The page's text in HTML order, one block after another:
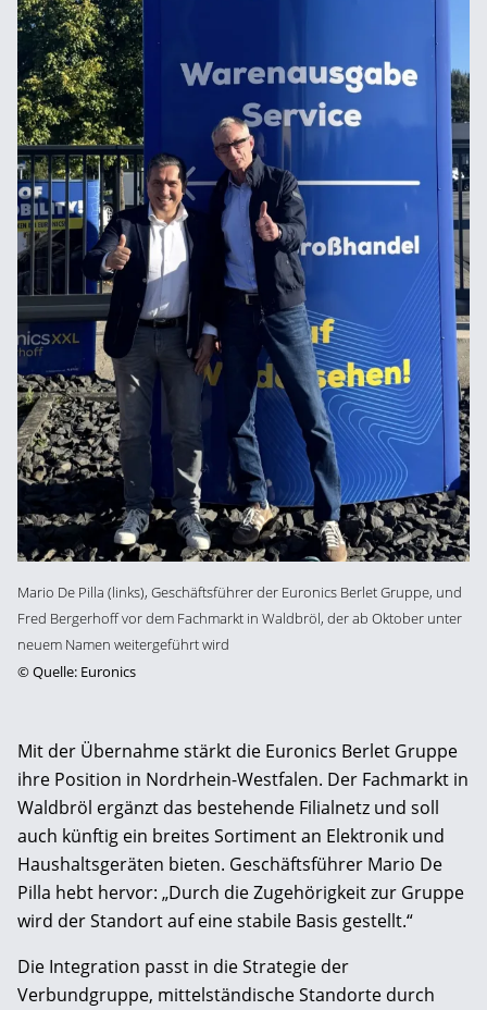
Mario De Pilla (links), Geschäftsführer der Euronics Berlet Gruppe, und
Fred Bergerhoff vor dem Fachmarkt in Waldbröl, der ab Oktober unter
neuem Namen weitergeführt wird
©Quelle: Euronics
Mit der Übernahme stärkt die Euronics Berlet Gruppe
ihre Position in Nordrhein-Westfalen. Der Fachmarkt in
Waldbröl ergänzt das bestehende Filialnetz und soll
auch künftig ein breites Sortiment an Elektronik und
Haushaltsgeräten bieten. Geschäftsführer Mario De
Pilla hebt hervor: „Durch die Zugehörigkeit zur Gruppe
wird der Standort auf eine stabile Basis gestellt.“
Die Integration passt in die Strategie der
Verbundgruppe, mittelständische Standorte durch